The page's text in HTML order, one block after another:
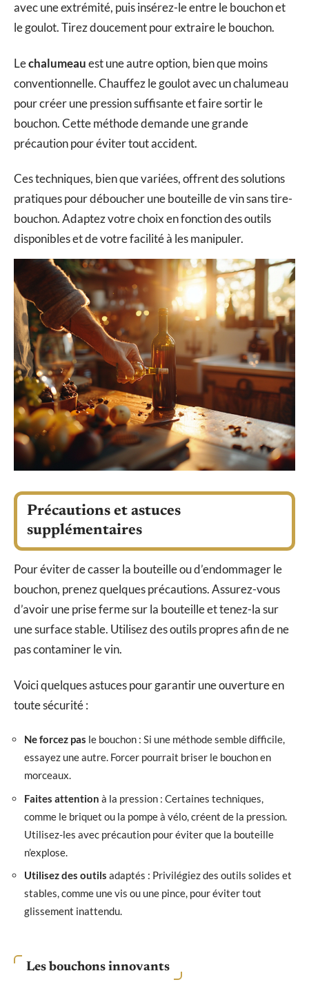
avec une extrémité, puis insérez-le entre le bouchon et
le goulot. Tirez doucement pour extraire le bouchon.
Lechalumeauest une autre option, bien que moins
conventionnelle. Chauffez le goulot avec un chalumeau
pour créer une pression suffisante et faire sortir le
bouchon. Cette méthode demande une grande
précaution pour éviter tout accident.
Ces techniques, bien que variées, offrent des solutions
pratiques pour déboucher une bouteille de vin sans tire-
bouchon. Adaptez votre choix en fonction des outils
disponibles et de votre facilité à les manipuler.
Précautions et astuces
supplémentaires
Pour éviter de casser la bouteille ou d’endommager le
bouchon, prenez quelques précautions. Assurez-vous
d’avoir une prise ferme sur la bouteille et tenez-la sur
une surface stable. Utilisez des outils propres afin de ne
pas contaminer le vin.
Voici quelques astuces pour garantir une ouverture en
toute sécurité :
Ne forcez pas le bouchon : Si une méthode semble difficile,
essayez une autre. Forcer pourrait briser le bouchon en
morceaux.
Faites attention à la pression : Certaines techniques,
comme le briquet ou la pompe à vélo, créent de la pression.
Utilisez-les avec précaution pour éviter que la bouteille
n’explose.
Utilisez des outils adaptés : Privilégiez des outils solides et
stables, comme une vis ou une pince, pour éviter tout
glissement inattendu.
Les bouchons innovants